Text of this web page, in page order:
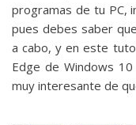
Ciberseguridad
Sistemas
operativos
programas de tu PC,
pues debes saber
a cabo, y en este
Edge de Windows
muy interesante de